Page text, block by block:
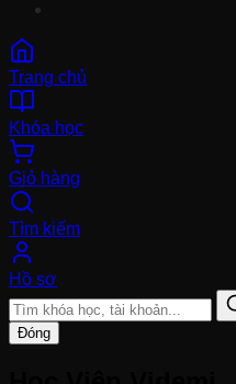
Trang chủ
Khóa học
Giỏ hàng
Tìm kiếm
Hồ sơ
Đóng